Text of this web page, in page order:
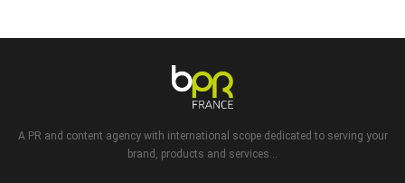
A PR and content agency with international scope dedicated to serving your
brand, products and services...